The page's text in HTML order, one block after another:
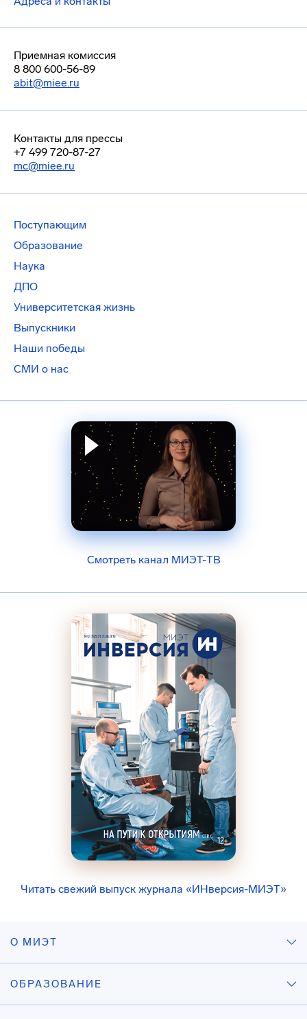
Приемная комиссия
8 800 600-56-89
abit@miee.ru
Контакты для прессы
+7 499 720-87-27
mc@miee.ru
Поступающим
Образование
Наука
ДПО
Университетская жизнь
Выпускники
Наши победы
СМИ о нас
Смотреть канал МИЭТ-ТВ
Читать свежий выпуск журнала «ИНверсия-МИЭТ»
О МИЭТ
ОБРАЗОВАНИЕ